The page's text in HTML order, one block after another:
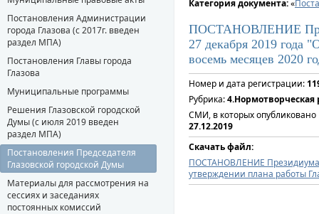
Постановления Администрации
города Глазова (с 2017г. введен
раздел МПА)
Постановления Главы города
Глазова
Муниципальные программы
Решения Глазовской городской
Думы (с июля 2019 введен
раздел МПА)
Постановления Председателя
Глазовской городской Думы
Материалы для рассмотрения на
сессиях и заседаниях
постоянных комиссий
Категория документа:«
ПОСТАНОВЛЕНИЕ
27 декабря 2019 года
восемь месяцев 2020
Номер и дата регистрации:
Рубрика:4.Нормотворческая
СМИ, в которых
27.12.2019
Скачать файл:
ПОСТАНОВЛЕНИЕ Президиума
утверждении плана работы